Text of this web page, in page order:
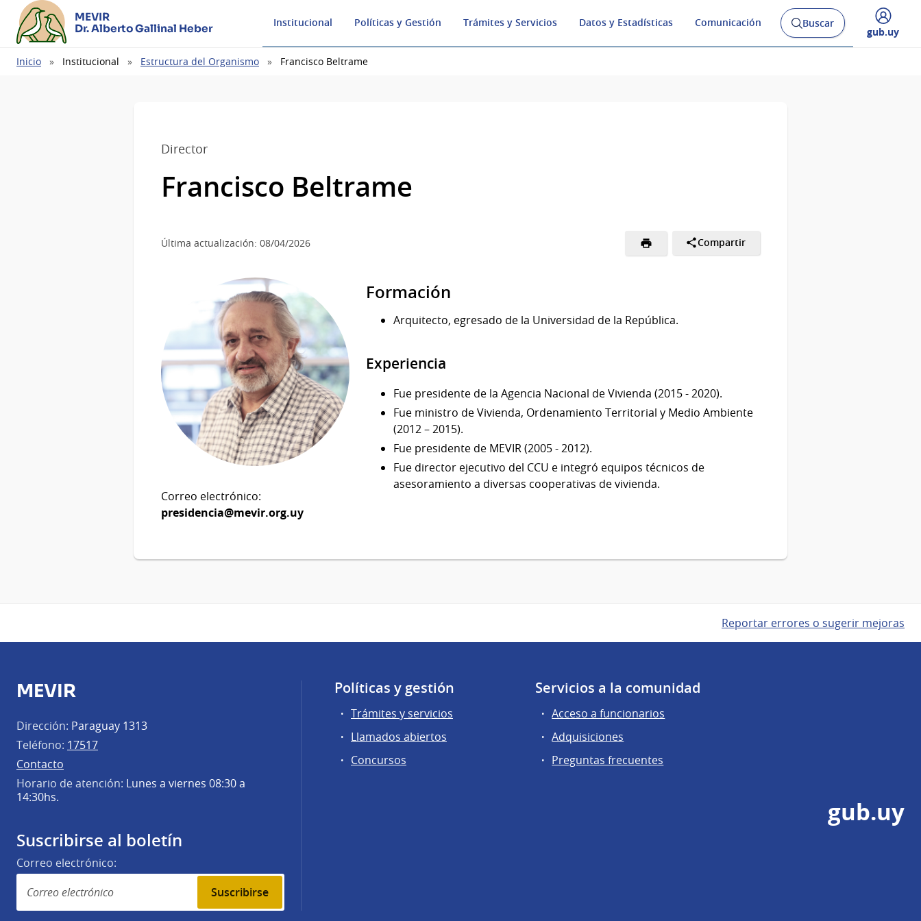
MEVIR
Dr. Alberto Gallinal Heber
Institucional Políticas y Gestión Trámites y Servicios Datos y Estadísticas Comunicación
Abrir
buscador
Buscar
Desplegar
gub.uy
Ruta
Inicio Institucional Estructura del Organismo Francisco Beltrame
Director
Francisco Beltrame
Última actualización: 08/04/2026 Compartir
Correo electrónico:
presidencia@mevir.org.uy
Formación
Arquitecto, egresado de la Universidad de la República.
Experiencia
Fue presidente de la Agencia Nacional de Vivienda (2015 - 2020).
Fue ministro de Vivienda, Ordenamiento Territorial y Medio Ambiente
(2012 – 2015).
Fue presidente de MEVIR (2005 - 2012).
Fue director ejecutivo del CCU e integró equipos técnicos de
asesoramiento a diversas cooperativas de vivienda.
Reportar errores o sugerir mejoras
MEVIR
Dirección: Paraguay 1313
Teléfono: 17517
Contacto
Horario de atención: Lunes a viernes 08:30 a
14:30hs.
Suscribirse al boletín
Correo electrónico:
Suscribirse
Políticas y gestión
Trámites y servicios
Llamados abiertos
Concursos
Servicios a la comunidad
Acceso a funcionarios
Adquisiciones
Preguntas frecuentes
gub.uy